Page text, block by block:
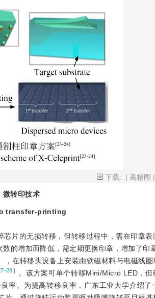
下载: | 高精图
微转印技术
transfer-printing
片的无损转移，但转移过程中，需在印章
的增加而降低，需定期更换印章，增加了印
，在转移头设备上安装由铁磁材料与电磁线圈
28］
。该方案可单个转移Mini/Micro LED，
率。为提高转移良率，广东工业大学介绍了